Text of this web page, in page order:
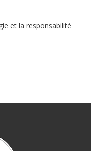
et la responsabilité